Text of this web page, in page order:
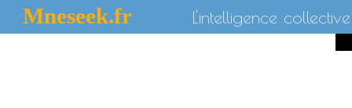
Mneseek.fr L'intelligence collective